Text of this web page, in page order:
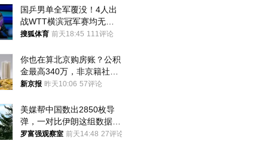
国乒男单全军覆没！4人出
战WTT横滨冠军赛均无缘
八强
搜狐体育 前天18:45 111评论
你也在算北京购房账？公积
金最高340万，非京籍社保
1年
新京报 昨天10:06 57评论
美媒帮中国数出2850枚导
弹，一对比伊朗这组数据，
发现出大事了
罗富强观察室 前天14:48 27评论